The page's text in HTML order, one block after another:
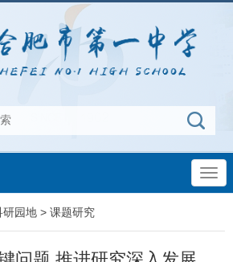
研园地 > 课题研究